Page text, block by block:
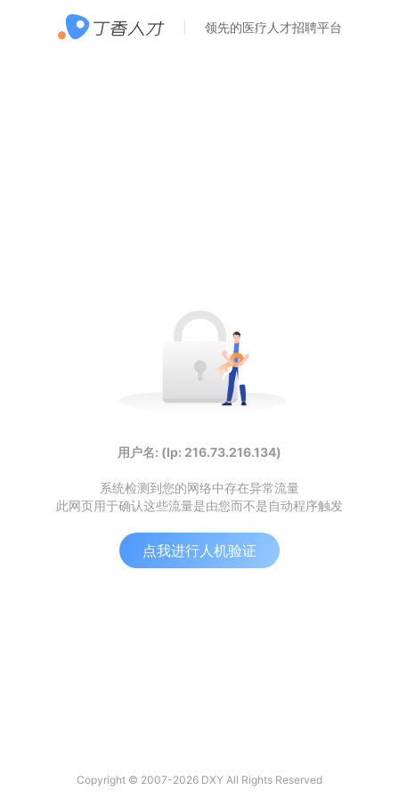
领先的医疗人才招聘平台
用户名: (Ip: 216.73.216.134)
系统检测到您的网络中存在异常流量
此网页用于确认这些流量是由您而不是自动程序触发
点我进行人机验证
Copyright © 2007-2026 DXY All Rights Reserved